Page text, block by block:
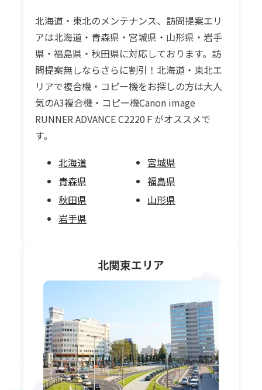
北海道・東北のメンテナンス、訪問提案エリ
アは北海道・青森県・宮城県・山形県・岩手
県・福島県・秋田県に対応しております。訪
問提案無しならさらに割引！北海道・東北エ
リアで複合機・コピー機をお探しの方は大人
気のA3複合機・コピー機Canon image
RUNNER ADVANCE C2220Ｆがオススメで
す。
北海道
青森県
秋田県
岩手県
宮城県
福島県
山形県
北関東エリア